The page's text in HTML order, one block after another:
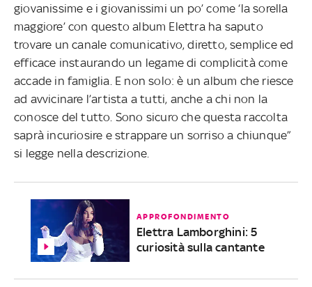
giovanissime e i giovanissimi un po’ come ‘la sorella
maggiore’ con questo album Elettra ha saputo
trovare un canale comunicativo, diretto, semplice ed
efficace instaurando un legame di complicità come
accade in famiglia. E non solo: è un album che riesce
ad avvicinare l’artista a tutti, anche a chi non la
conosce del tutto. Sono sicuro che questa raccolta
saprà incuriosire e strappare un sorriso a chiunque”
si legge nella descrizione.
APPROFONDIMENTO
Elettra Lamborghini: 5
curiosità sulla cantante